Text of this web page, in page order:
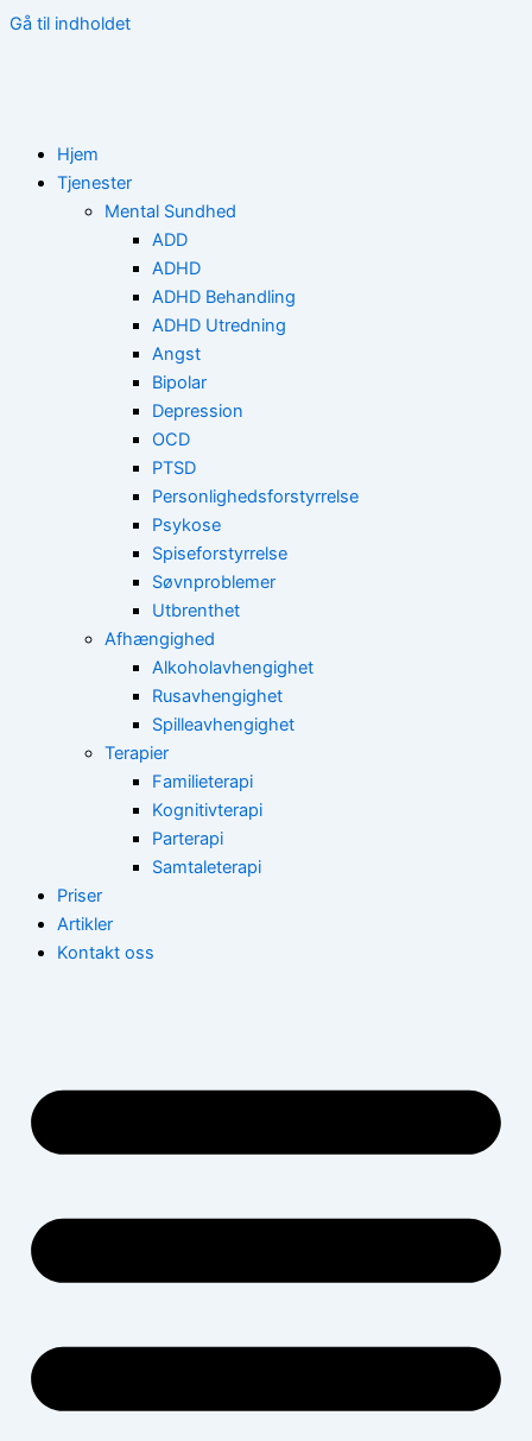
Gå til indholdet
Hjem
Tjenester
Mental Sundhed
ADD
ADHD
ADHD Behandling
ADHD Utredning
Angst
Bipolar
Depression
OCD
PTSD
Personlighedsforstyrrelse
Psykose
Spiseforstyrrelse
Søvnproblemer
Utbrenthet
Afhængighed
Alkoholavhengighet
Rusavhengighet
Spilleavhengighet
Terapier
Familieterapi
Kognitivterapi
Parterapi
Samtaleterapi
Priser
Artikler
Kontakt oss